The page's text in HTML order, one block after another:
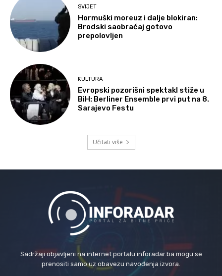
SVIJET
Hormuški moreuz i dalje blokiran:
Brodski saobraćaj gotovo
prepolovljen
KULTURA
Evropski pozorišni spektakl stiže u
BiH: Berliner Ensemble prvi put na 8.
Sarajevo Festu
Učitati više
Sadržaji objavljeni na internet portalu inforadar.ba mogu se
prenositi samo uz obavezu navođenja izvora.